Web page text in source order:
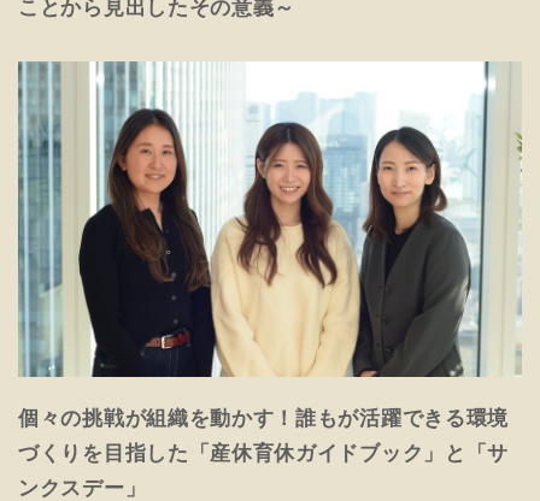
ことから見出したその意義～
個々の挑戦が組織を動かす！誰もが活躍できる環境
づくりを目指した「産休育休ガイドブック」と「サ
ンクスデー」